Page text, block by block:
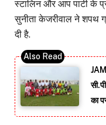
स्टालिन और आप पार्टी के
सुनीता केजरीवाल ने शपथ
दी है.
का